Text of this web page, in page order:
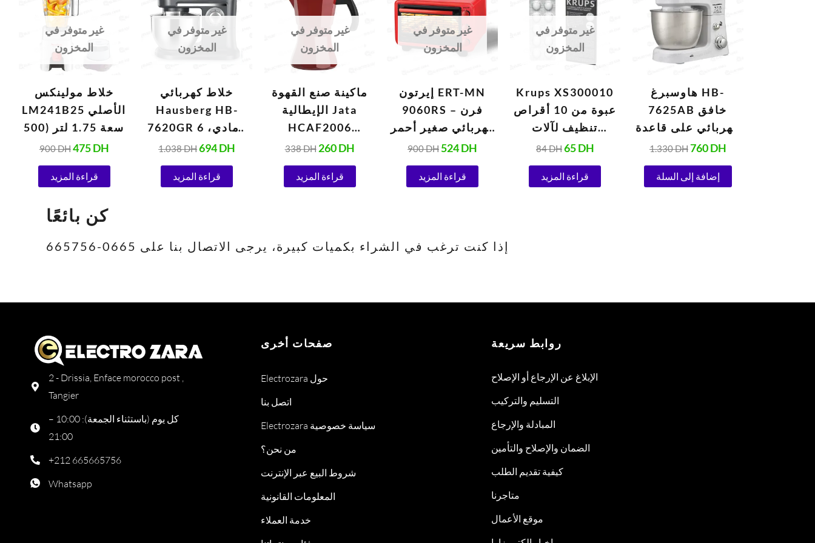
غير متوفر في
المخزون
خلاط مولينكس
LM241B25 الأصلي
سعة 1.75 لتر (500
واط، 220 فولت،
أبيض)
900DH475DH
قراءة المزيد
غير متوفر في
المخزون
خلاط كهربائي
Hausberg HB-
7620GR رمادي، 6
سرعات، 5 لترات
(1000 واط)
1.038DH
1.038 DH.
694DH
قراءة المزيد
غير متوفر في
المخزون
ماكينة صنع القهوة
الإيطالية Jata
HCAF2006
Vulcano بسعة 6
أكواب
338DH
338 DH.
260DH
قراءة المزيد
غير متوفر في
المخزون
إيرتون ERT-MN
9060RS – فرن
كهربائي صغير أحمر
(1420 واط)
900DH
900 DH.
524DH
قراءة المزيد
غير متوفر في
المخزون
Krups XS300010
عبوة من 10 أقراص
تنظيف لآلات
الإسبريسو
الأوتوماتيكية 1.5
جرام
84DH
84 DH.
65DH
قراءة المزيد
هاوسبرغ HB-
7625AB خافق
كهربائي على قاعدة
700 واط
1.330DH
1.330 DH.
760DH
إضافة إلى السلة
كن بائعًا
إذا كنت ترغب في الشراء بكميات كبيرة، يرجى الاتصال بنا على 0665-665756
2 - Drissia, Enface morocco post ,
Tangier
كل يوم (باستثناء الجمعة): 10:00 –
21:00
+212 665665756
Whatsapp
صفحات أخرى
Electrozara حول
اتصل بنا
Electrozara سياسة خصوصية
من نحن؟
شروط البيع عبر الإنترنت
المعلومات القانونية
خدمة العملاء
روابط سريعة
الإبلاغ عن الإرجاع أو الإصلاح
التسليم والتركيب
المبادلة والإرجاع
الضمان والإصلاح والتأمين
كيفية تقديم الطلب
متاجرنا
موقع الأعمال